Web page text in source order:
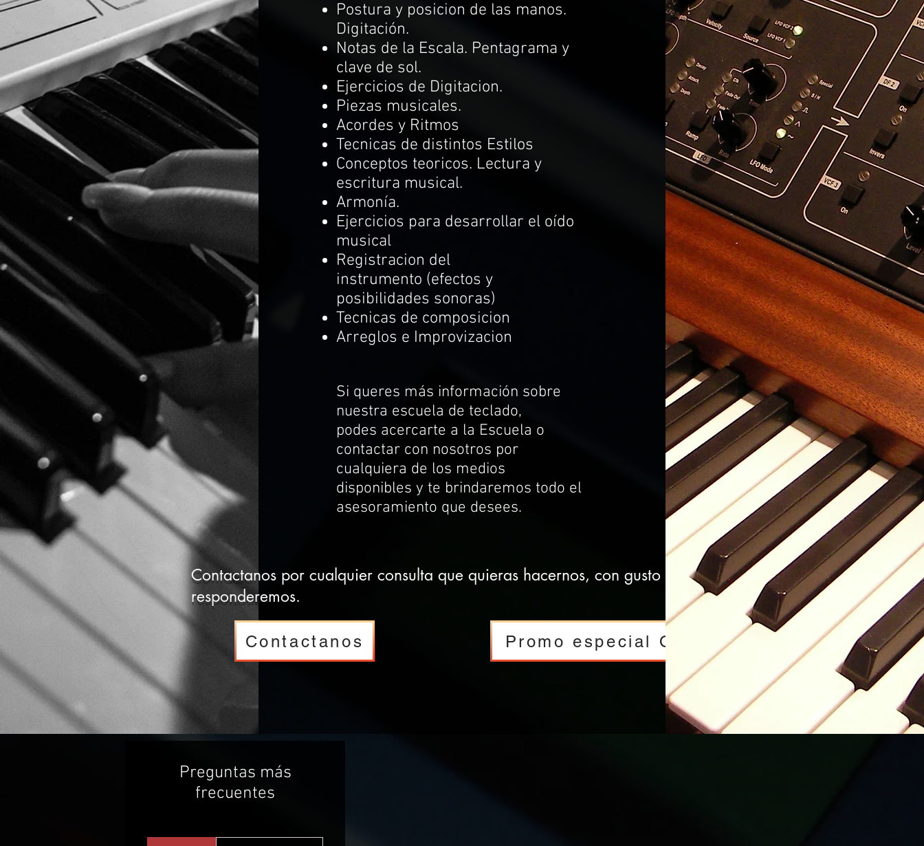
Postura y posicion de las manos.
Digitación.
Notas de la Escala. Pentagrama y
clave de sol.
Ejercicios de Digitacion.
Piezas musicales.
Acordes y Ritmos
Tecnicas de distintos Estilos
Conceptos teoricos. Lectura y
escritura musical.
Armonía.
Ejercicios para desarrollar el oído
musical
Registracion del
instrumento (efectos y
posibilidades sonoras)
Tecnicas de composicion
Arreglos e Improvizacion
Si queres más información sobre
nuestra escuela de teclado,
podes acercarte a la Escuela o
contactar con nosotros por
cualquiera de los medios
disponibles y te brindaremos todo el
asesoramiento que desees.
Contactanos por cualquier consulta que quieras hacernos, con gusto te
responderemos.
Contactanos Promo especial Online
Preguntas más
frecuentes